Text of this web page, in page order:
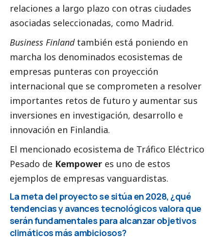
relaciones a largo plazo con otras ciudades
asociadas seleccionadas, como Madrid.
Business Finlandtambién está poniendo en
marcha los denominados ecosistemas de
empresas punteras con proyección
internacional que se comprometen a resolver
importantes retos de futuro y aumentar sus
inversiones en investigación, desarrollo e
innovación en Finlandia.
El mencionado ecosistema de Tráfico Eléctrico
Pesado de Kempower es uno de estos
ejemplos de empresas vanguardistas.
La meta del proyecto se sitúa en 2028, ¿qué
tendencias y avances tecnológicos valora que
serán fundamentales para alcanzar objetivos
climáticos más ambiciosos?